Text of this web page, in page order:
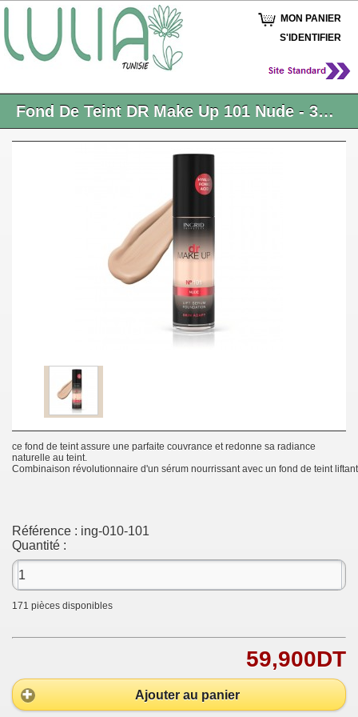
MON PANIER
S'IDENTIFIER
Fond De Teint DR Make Up 101 Nude - 30 Ml
ce fond de teint assure une parfaite couvrance et redonne sa radiance
naturelle au teint.
Combinaison révolutionnaire d'un sérum nourrissant avec un fond de teint
Référence : ing-010-101
Quantité :
171 pièces disponibles
59,900DT
Ajouter au panier